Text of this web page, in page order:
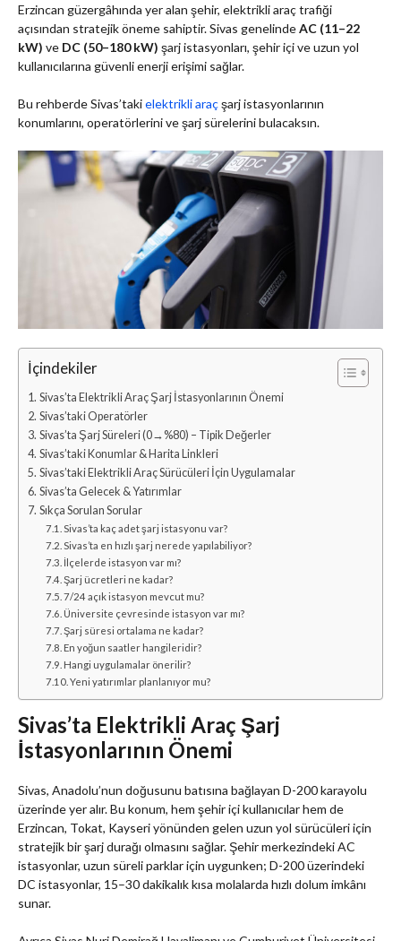
Erzincan güzergâhında yer alan şehir, elektrikli araç trafiği
açısından stratejik öneme sahiptir.Sivas genelindeAC (11–22
kW) ve DC (50–180 kW) şarj istasyonları, şehir içi ve uzun yol
kullanıcılarına güvenli enerji erişimi sağlar.
Bu rehberde Sivas’takielektrikli araçşarj istasyonlarının
konumlarını, operatörlerini ve şarj sürelerini bulacaksın.
İçindekiler
Sivas’ta Elektrikli Araç Şarj İstasyonlarının Önemi
Sivas’taki Operatörler
Sivas’ta Şarj Süreleri (0→%80) – Tipik Değerler
Sivas’taki Konumlar & Harita Linkleri
Sivas’taki Elektrikli Araç Sürücüleri İçin Uygulamalar
Sivas’ta Gelecek & Yatırımlar
Sıkça Sorulan Sorular
Sivas’ta kaç adet şarj istasyonu var?
Sivas’ta en hızlı şarj nerede yapılabiliyor?
İlçelerde istasyon var mı?
Şarj ücretleri ne kadar?
7/24 açık istasyon mevcut mu?
Üniversite çevresinde istasyon var mı?
Şarj süresi ortalama ne kadar?
En yoğun saatler hangileridir?
Hangi uygulamalar önerilir?
Yeni yatırımlar planlanıyor mu?
Sivas’ta Elektrikli Araç Şarj
İstasyonlarının Önemi
Sivas, Anadolu’nun doğusunu batısına bağlayan D-200 karayolu
üzerinde yer alır. Bu konum, hem şehir içi kullanıcılar hem de
Erzincan, Tokat, Kayseri yönünden gelen uzun yol sürücüleri için
stratejik bir şarj durağı olmasını sağlar. Şehir merkezindeki AC
istasyonlar, uzun süreli parklar için uygunken; D-200 üzerindeki
DC istasyonlar, 15–30 dakikalık kısa molalarda hızlı dolum imkânı
sunar.